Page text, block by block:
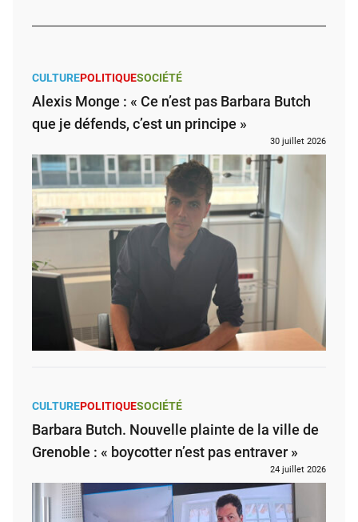
CULTUREPOLITIQUESOCIÉTÉ
Alexis Monge : « Ce n’est pas Barbara Butch
que je défends, c’est un principe »
30 juillet 2026
CULTUREPOLITIQUESOCIÉTÉ
Barbara Butch. Nouvelle plainte de la ville de
Grenoble : « boycotter n’est pas entraver »
24 juillet 2026